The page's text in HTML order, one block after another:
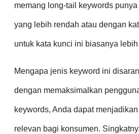
memang long-tail keywords
yang lebih rendah atau dengan
untuk kata kunci ini biasanya
Mengapa jenis keyword ini
dengan memaksimalkan
keywords, Anda dapat
relevan bagi konsumen.